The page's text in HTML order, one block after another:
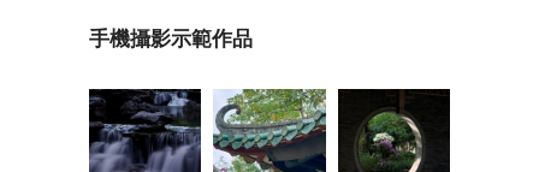
手機攝影示範作品